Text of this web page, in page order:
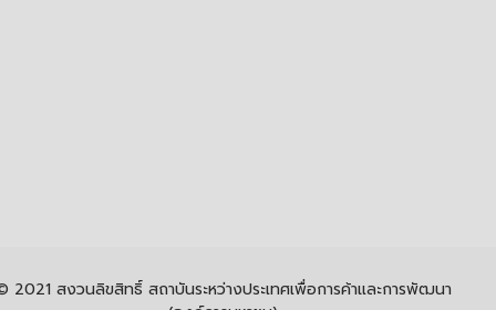
2021 สงวนลิขสิทธิ์ สถาบันระหว่างประเทศเพื่อการค้าและการพัฒนา